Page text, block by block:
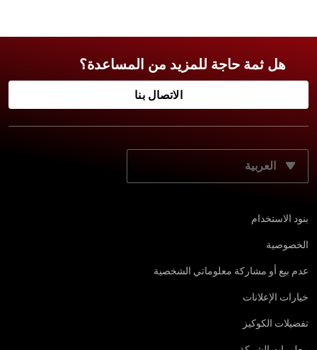
هل ثمة حاجة للمزيد من المساعدة؟
الاتصال بنا
حدّد لغتك المفضّلة:
بنود الاستخدام
الخصوصية
عدم بيع أو مشاركة معلوماتي الشخصية
خيارات الإعلانات
تفضيلات الكوكيز